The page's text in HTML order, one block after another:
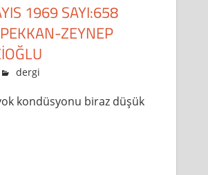
1969 SAYI:658
ZEYNEP
admin
dergi
kondüsyonu biraz düşük